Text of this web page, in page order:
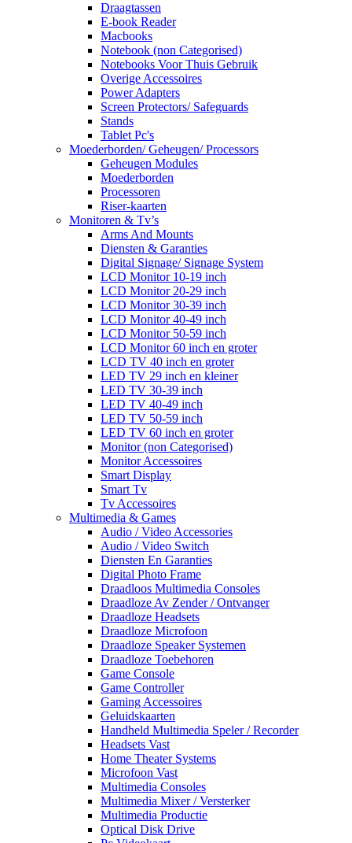
Draagtassen
E-book Reader
Macbooks
Notebook (non Categorised)
Notebooks Voor Thuis Gebruik
Overige Accessoires
Power Adapters
Screen Protectors/ Safeguards
Stands
Tablet Pc's
Moederborden/ Geheugen/ Processors
Geheugen Modules
Moederborden
Processoren
Riser-kaarten
Monitoren & Tv’s
Arms And Mounts
Diensten & Garanties
Digital Signage/ Signage System
LCD Monitor 10-19 inch
LCD Monitor 20-29 inch
LCD Monitor 30-39 inch
LCD Monitor 40-49 inch
LCD Monitor 50-59 inch
LCD Monitor 60 inch en groter
LCD TV 40 inch en groter
LED TV 29 inch en kleiner
LED TV 30-39 inch
LED TV 40-49 inch
LED TV 50-59 inch
LED TV 60 inch en groter
Monitor (non Categorised)
Monitor Accessoires
Smart Display
Smart Tv
Tv Accessoires
Multimedia & Games
Audio / Video Accessories
Audio / Video Switch
Diensten En Garanties
Digital Photo Frame
Draadloos Multimedia Consoles
Draadloze Av Zender / Ontvanger
Draadloze Headsets
Draadloze Microfoon
Draadloze Speaker Systemen
Draadloze Toebehoren
Game Console
Game Controller
Gaming Accessoires
Geluidskaarten
Handheld Multimedia Speler / Recorder
Headsets Vast
Home Theater Systems
Microfoon Vast
Multimedia Consoles
Multimedia Mixer / Versterker
Multimedia Productie
Optical Disk Drive